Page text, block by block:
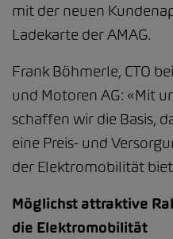
mit der neuen
Ladekarte der AMAG.
Frank Böhmerle, CTO
und Motoren AG: «Mit
schaffen wir die Basis,
eine Preis- und
der Elektromobilität
Möglichst attraktive
die Elektromobilität